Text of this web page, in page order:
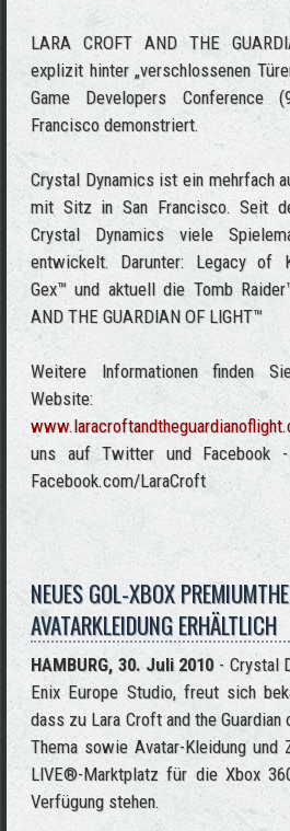
LARA CROFT AND THE
explizit hinter „verschlossenen
Game Developers Conference
Francisco demonstriert.
Crystal Dynamics ist ein mehrfach
mit Sitz in San Francisco. Seit
Crystal Dynamics viele
entwickelt. Darunter: Legacy of
Gex™ und aktuell die Tomb
AND THE GUARDIAN OF LIGHT™
Weitere Informationen finden
Website:
uns auf Twitter und Facebook -
Facebook.com/LaraCroft
NEUES GOL-XBOX
AVATARKLEIDUNG ERHÄLTLICH
HAMBURG, 30. Juli 2010- Crystal
Enix Europe Studio, freut sich
dass zu Lara Croft and the
Thema sowie Avatar-Kleidung und
LIVE®-Marktplatz für die Xbox
Verfügung stehen.